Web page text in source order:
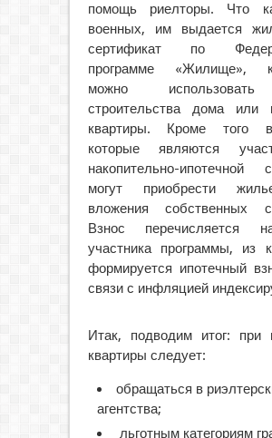
помощь риелторы. Что
военных, им выдается
сертификат по
программе «Жилище»,
можно
строительства дома или
квартиры. Кроме того
которые являются
накопительно-ипотечной
могут приобрести
вложения собственных
Взнос перечисляется
участника программы, из
формируется ипотечный
связи с инфляцией
Итак, подводим итог: при
квартиры следует:
обращаться в
агентства;
льготным категориям